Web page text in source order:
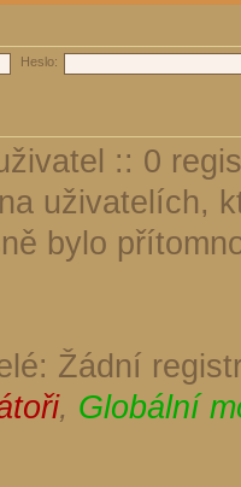
Heslo:
:: 0
uživatelích,
bylo
Žádní
, Globální